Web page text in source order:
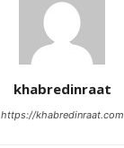
khabredinraat
https://khabredinraat.com